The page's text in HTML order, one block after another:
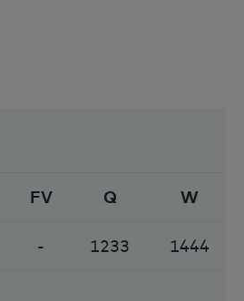
FV Q W
- 1233 1444